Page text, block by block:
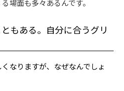
場面も多々あるんです。
もある。自分に合うグリ
なりますが、なぜなんでしょ